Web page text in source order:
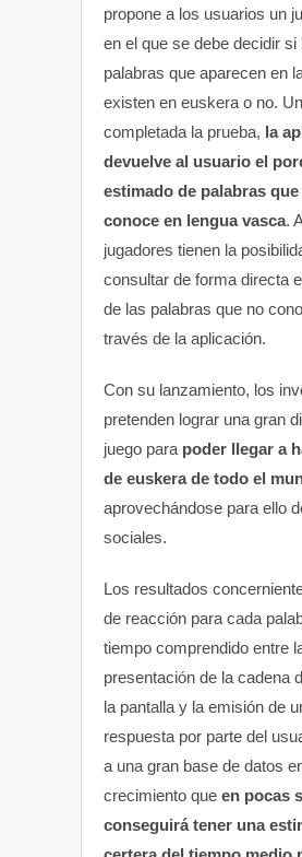
propone a los usuarios un
en el que se debe decidir si
palabras que aparecen en
existen en euskera o no.
completada la prueba, la
devuelve al usuario el
estimado de palabras que
conoce en lengua vasca.
jugadores tienen la
consultar de forma directa
de las palabras que no
través de la aplicación.
Con su lanzamiento, los
pretenden lograr una gran
juego para poder llegar a
de euskera de todo el
aprovechándose para ello
sociales.
Los resultados
de reacción para cada
tiempo comprendido entre
presentación de la cadena
la pantalla y la emisión de
respuesta por parte del
a una gran base de datos
crecimiento que en pocas
conseguirá tener una